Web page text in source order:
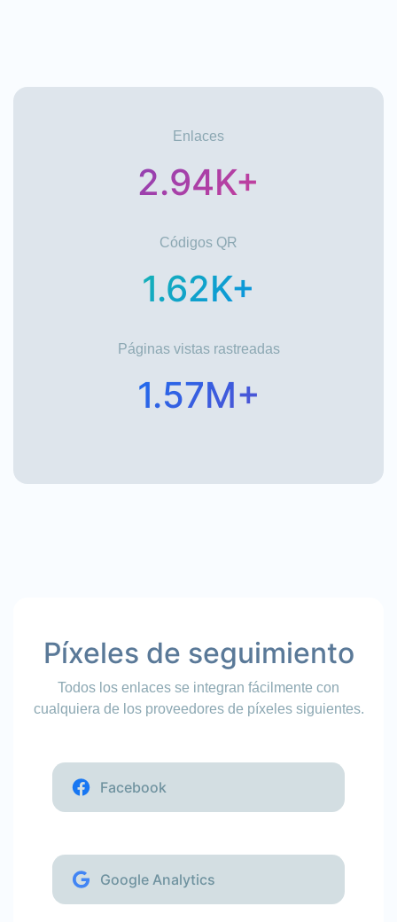
Enlaces
2.94K+
Códigos QR
1.62K+
Páginas vistas rastreadas
1.57M+
Píxeles de seguimiento
Todos los enlaces se integran fácilmente con
cualquiera de los proveedores de píxeles siguientes.
Facebook
Google Analytics